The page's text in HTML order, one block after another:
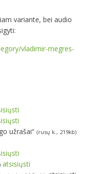
variante, bei audio
vladimir-megres-
užrašai“(rusų k., 219kb)
atsisiųsti